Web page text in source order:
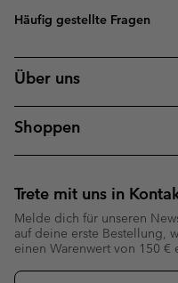
Häufig gestellte Fragen
Über uns
Shoppen
Trete mit uns in
Melde dich für unseren
auf deine erste Bestellung,
einen Warenwert von 150 €